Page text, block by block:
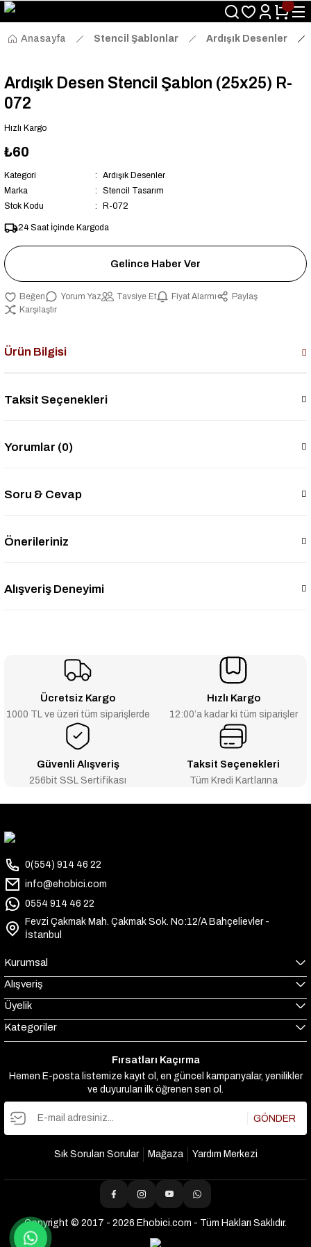
Size Özel "HG10" Kodu ile Sepette Hemen %10 İndirim Fırsatını
Kaçırmayın!
Anasayfa
Stencil Şablonlar Ardışık Desenler
Ardışık Desen Stencil Şablon (25x25) R-
072
Hızlı Kargo
₺60
Kategori
Ardışık Desenler
Marka
Stencil Tasarım
Stok Kodu
R-072
24 Saat İçinde Kargoda
Gelince Haber Ver
Yorum Yaz Tavsiye Et Fiyat Alarmı
Paylaş
Karşılaştır
Ürün Bilgisi
Taksit Seçenekleri
Yorumlar (0)
Soru & Cevap
Önerileriniz
Alışveriş Deneyimi
Ücretsiz Kargo
1000 TL ve üzeri tüm siparişlerde
Hızlı Kargo
12:00’a kadar ki tüm siparişler
Güvenli Alışveriş
256bit SSL Sertifikası
Taksit Seçenekleri
Tüm Kredi Kartlarına
0(554) 914 46 22
info@ehobici.com
0554 914 46 22
Fevzi Çakmak Mah. Çakmak Sok. No:12/A Bahçelievler -
İstanbul
Kurumsal
Alışveriş
Üyelik
Kategoriler
Fırsatları Kaçırma
Hemen E-posta listemize kayıt ol, en güncel kampanyalar, yenilikler
ve duyuruları ilk öğrenen sen ol.
GÖNDER
Sık Sorulan Sorular Mağaza Yardım Merkezi
Copyright © 2017 - 2026 Ehobici.com - Tüm Hakları Saklıdır.